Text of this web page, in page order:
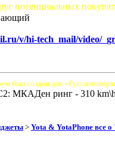
потенциальных
v/hi-tech_mail/video/
был создан для
МКАДен ринг - 310
> Yota & YotaPhone все